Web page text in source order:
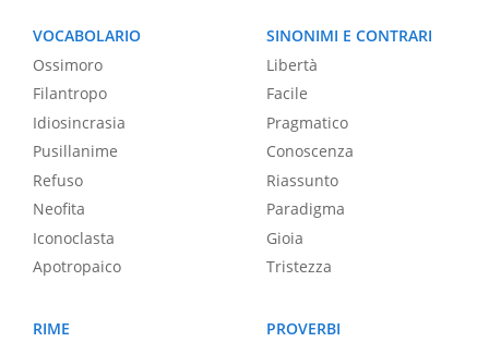
VOCABOLARIO
Ossimoro
Filantropo
Idiosincrasia
Pusillanime
Refuso
Neofita
Iconoclasta
Apotropaico
SINONIMI E CONTRARI
Libertà
Facile
Pragmatico
Conoscenza
Riassunto
Paradigma
Gioia
Tristezza
RIME
PROVERBI